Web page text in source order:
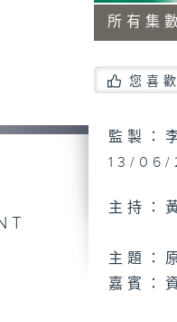
所有集
您喜
監製：
13/06/
主持：
主題：
嘉賓：